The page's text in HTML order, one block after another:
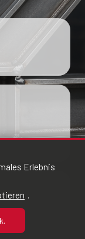
Erlebnis
.